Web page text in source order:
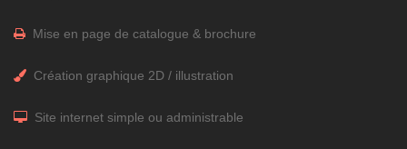
Mise en page de catalogue & brochure
Création graphique 2D / illustration
Site internet simple ou administrable